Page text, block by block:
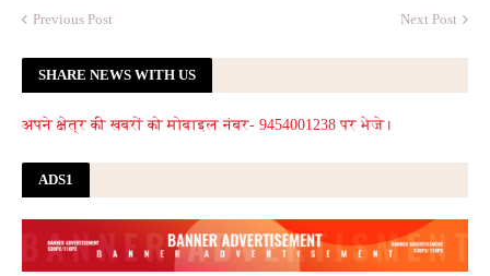
Previous Post Next Post
SHARE NEWS WITH US
अपने क्षेत्र की खबरों को मोबाइल नंबर- 9454001238 पर भेजे।
ADS1